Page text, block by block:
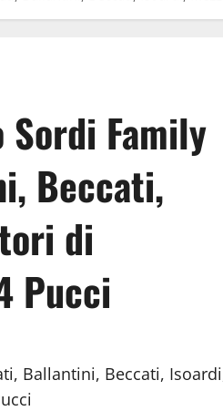
Family
Beccati,
di
Pucci
Ballantini, Beccati,